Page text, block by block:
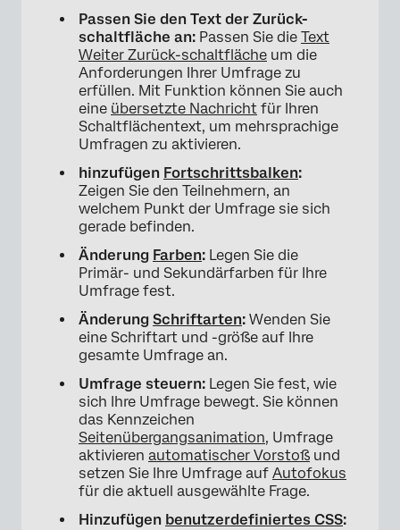
Passen Sie den Text der Zurück-
schaltfläche an: Passen Sie die Text
Weiter Zurück-schaltfläche um die
Anforderungen Ihrer Umfrage zu
erfüllen. Mit Funktion können Sie auch
eine übersetzte Nachricht für Ihren
Schaltflächentext, um mehrsprachige
Umfragen zu aktivieren.
hinzufügen Fortschrittsbalken:
Zeigen Sie den Teilnehmern, an
welchem Punkt der Umfrage sie sich
gerade befinden.
Änderung Farben: Legen Sie die
Primär- und Sekundärfarben für Ihre
Umfrage fest.
Änderung Schriftarten: Wenden Sie
eine Schriftart und -größe auf Ihre
gesamte Umfrage an.
Umfrage steuern: Legen Sie fest, wie
sich Ihre Umfrage bewegt. Sie können
das Kennzeichen
Seitenübergangsanimation, Umfrage
aktivieren automatischer Vorstoß und
setzen Sie Ihre Umfrage auf Autofokus
für die aktuell ausgewählte Frage.
Hinzufügen benutzerdefiniertes CSS: